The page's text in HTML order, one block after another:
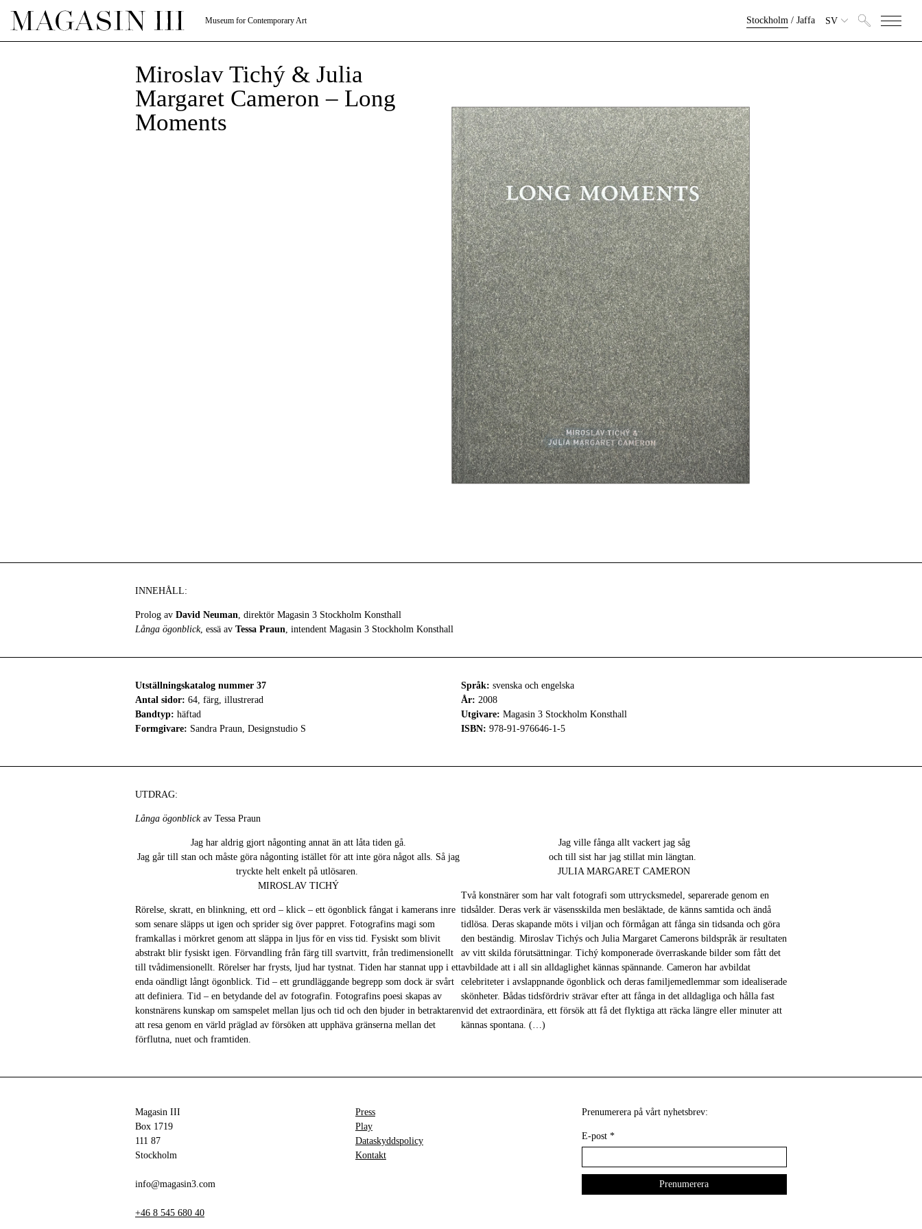
Museum for Contemporary Art Stockholm/ Jaffa SV
Miroslav Tichý & Julia
Margaret Cameron – Long
Moments
INNEHÅLL:
Prolog av David Neuman, direktör Magasin 3 Stockholm Konsthall
Långa ögonblick, essä av Tessa Praun, intendent Magasin 3 Stockholm Konsthall
Utställningskatalog nummer 37
Antal sidor: 64, färg, illustrerad
Bandtyp: häftad
Formgivare: Sandra Praun, Designstudio S
Språk: svenska och engelska
År: 2008
Utgivare: Magasin 3 Stockholm Konsthall
ISBN: 978-91-976646-1-5
UTDRAG:
Långa ögonblick av Tessa Praun
Jag har aldrig gjort någonting annat än att låta tiden gå.
Jag går till stan och måste göra någonting istället för att inte göra något alls. Så jag
tryckte helt enkelt på utlösaren.
MIROSLAV TICHÝ
Rörelse, skratt, en blinkning, ett ord – klick – ett ögonblick fångat i kamerans inre
som senare släpps ut igen och sprider sig över pappret. Fotografins magi som
framkallas i mörkret genom att släppa in ljus för en viss tid. Fysiskt som blivit
abstrakt blir fysiskt igen. Förvandling från färg till svartvitt, från tredimensionellt
till tvådimensionellt. Rörelser har frysts, ljud har tystnat. Tiden har stannat upp i ett
enda oändligt långt ögonblick. Tid – ett grundläggande begrepp som dock är svårt
att definiera. Tid – en betydande del av fotografin. Fotografins poesi skapas av
konstnärens kunskap om samspelet mellan ljus och tid och den bjuder in betraktaren
att resa genom en värld präglad av försöken att upphäva gränserna mellan det
förflutna, nuet och framtiden.
Jag ville fånga allt vackert jag såg
och till sist har jag stillat min längtan.
JULIA MARGARET CAMERON
Två konstnärer som har valt fotografi som uttrycksmedel, separerade genom en
tidsålder. Deras verk är väsensskilda men besläktade, de känns samtida och ändå
tidlösa. Deras skapande möts i viljan och förmågan att fånga sin tidsanda och göra
den beständig. Miroslav Tichýs och Julia Margaret Camerons bildspråk är resultaten
av vitt skilda förutsättningar. Tichý komponerade överraskande bilder som fått det
avbildade att i all sin alldaglighet kännas spännande. Cameron har avbildat
celebriteter i avslappnande ögonblick och deras familjemedlemmar som idealiserade
skönheter. Bådas tidsfördriv strävar efter att fånga in det alldagliga och hålla fast
vid det extraordinära, ett försök att få det flyktiga att räcka längre eller minuter att
kännas spontana. (…)
Magasin III
Box 1719
111 87
Stockholm
info@magasin3.com
+46 8 545 680 40
Press
Play
Dataskyddspolicy
Kontakt
Prenumerera på vårt nyhetsbrev:
E-post *